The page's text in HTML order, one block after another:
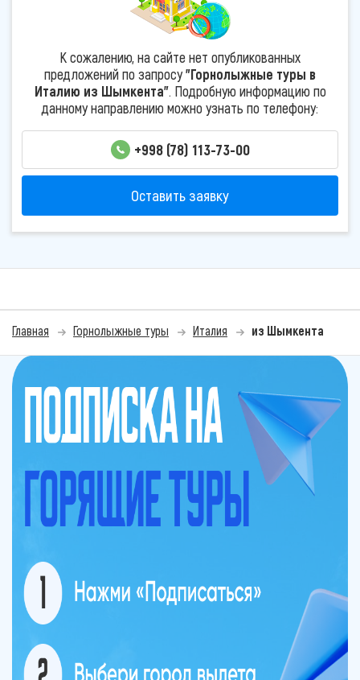
К сожалению, на сайте нет опубликованных
предложений по запросу"Горнолыжные туры в
Италию из Шымкента". Подробную информацию по
данному направлению можно узнать по телефону:
+998 (78) 113-73-00
Оставить заявку
Главная Горнолыжные туры Италия из Шымкента